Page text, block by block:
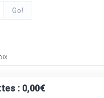
Go!
: 0,00€